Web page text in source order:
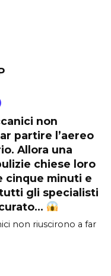
non
partire l’aereo
Allora una
chiese loro
cinque minuti e
gli specialisti
non riuscirono a far